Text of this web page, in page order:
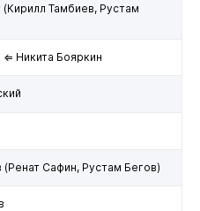
Тамбиев, Рустам
⇐ Никита Бояркин
(Ренат Сафин, Рустам Бегов)